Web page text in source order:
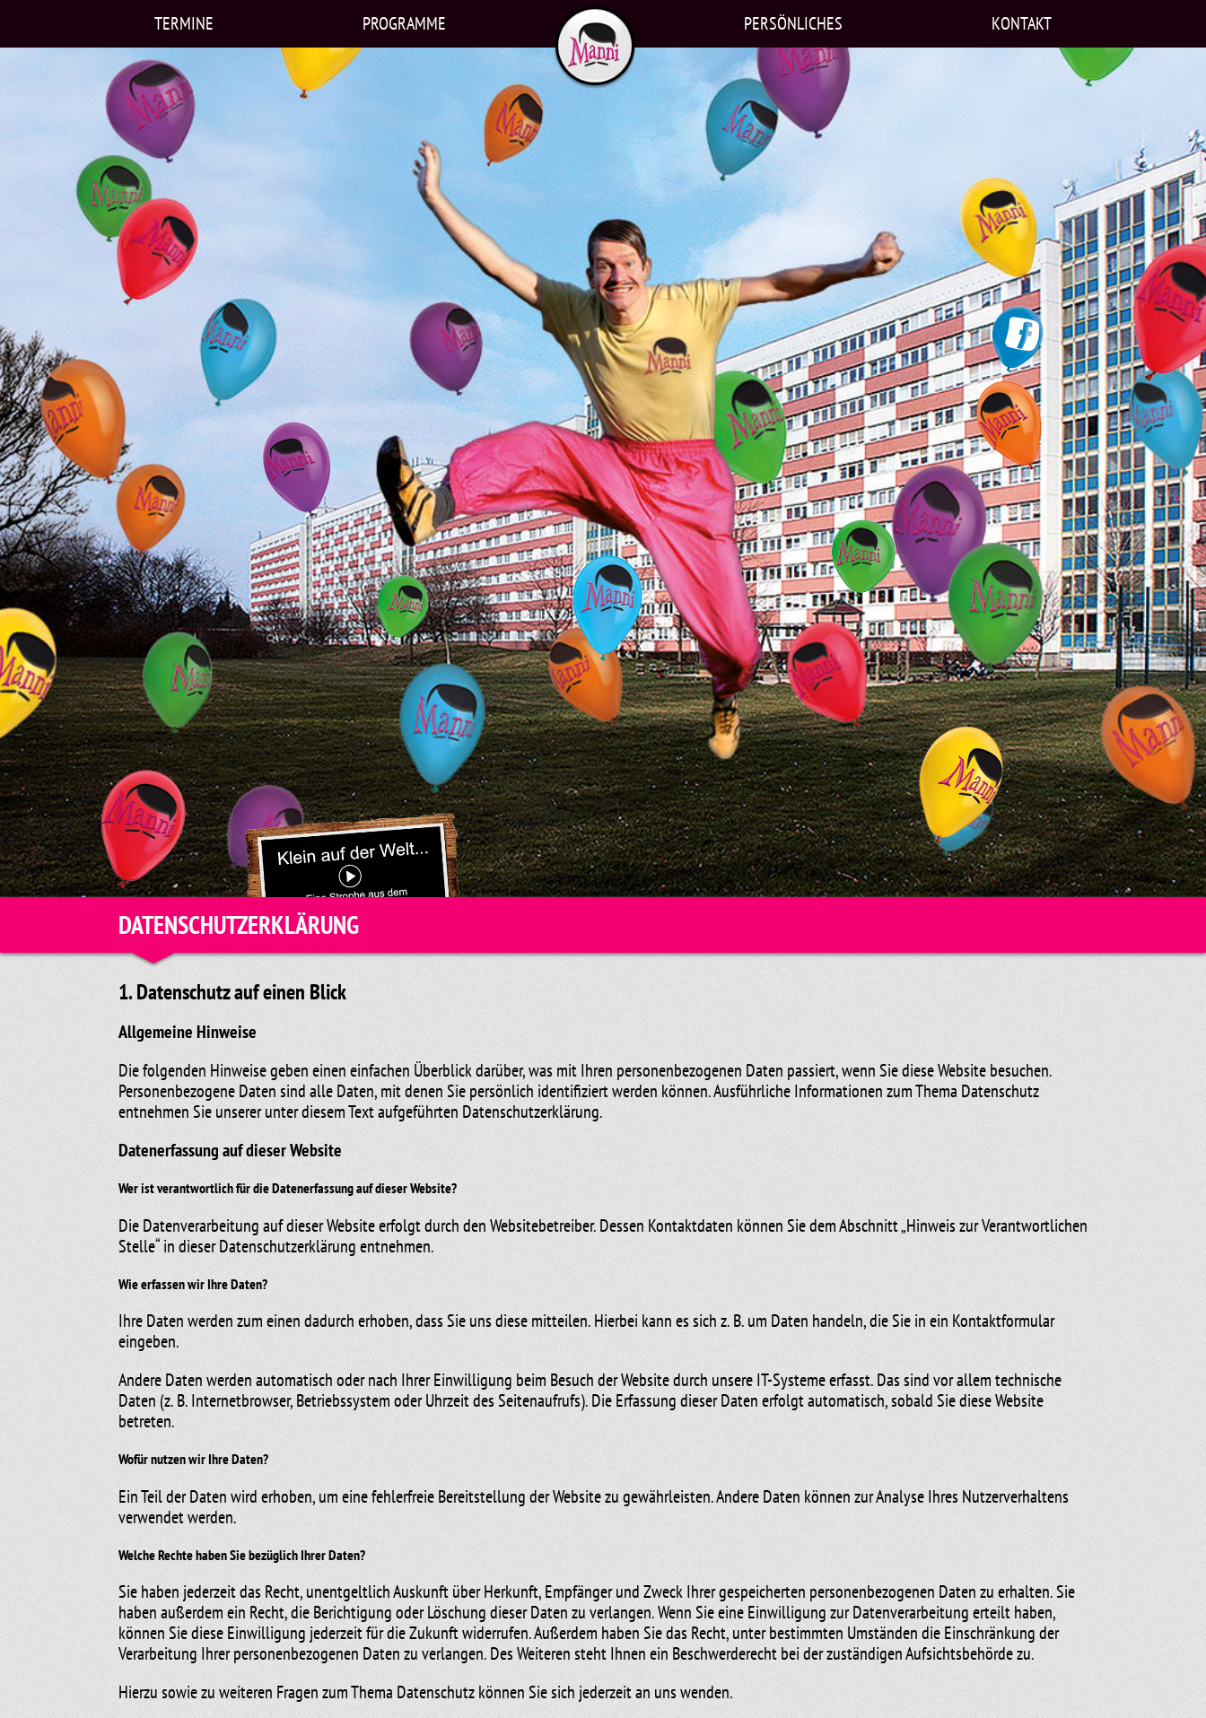
TERMINE PROGRAMME PERSÖNLICHES KONTAKT
DATENSCHUTZERKLÄRUNG
1. Datenschutz auf einen Blick
Allgemeine Hinweise
Die folgenden Hinweise geben einen einfachen Überblick darüber, was mit Ihren personenbezogenen Daten passiert, wenn Sie diese Website besuchen.
Personenbezogene Daten sind alle Daten, mit denen Sie persönlich identifiziert werden können. Ausführliche Informationen zum Thema Datenschutz
entnehmen Sie unserer unter diesem Text aufgeführten Datenschutzerklärung.
Datenerfassung auf dieser Website
Wer ist verantwortlich für die Datenerfassung auf dieser Website?
Die Datenverarbeitung auf dieser Website erfolgt durch den Websitebetreiber. Dessen Kontaktdaten können Sie dem Abschnitt „Hinweis zur Verantwortlichen
Stelle“ in dieser Datenschutzerklärung entnehmen.
Wie erfassen wir Ihre Daten?
Ihre Daten werden zum einen dadurch erhoben, dass Sie uns diese mitteilen. Hierbei kann es sich z. B. um Daten handeln, die Sie in ein Kontaktformular
eingeben.
Andere Daten werden automatisch oder nach Ihrer Einwilligung beim Besuch der Website durch unsere IT-Systeme erfasst. Das sind vor allem technische
Daten (z. B. Internetbrowser, Betriebssystem oder Uhrzeit des Seitenaufrufs). Die Erfassung dieser Daten erfolgt automatisch, sobald Sie diese Website
betreten.
Wofür nutzen wir Ihre Daten?
Ein Teil der Daten wird erhoben, um eine fehlerfreie Bereitstellung der Website zu gewährleisten. Andere Daten können zur Analyse Ihres Nutzerverhaltens
verwendet werden.
Welche Rechte haben Sie bezüglich Ihrer Daten?
Sie haben jederzeit das Recht, unentgeltlich Auskunft über Herkunft, Empfänger und Zweck Ihrer gespeicherten personenbezogenen Daten zu erhalten. Sie
haben außerdem ein Recht, die Berichtigung oder Löschung dieser Daten zu verlangen. Wenn Sie eine Einwilligung zur Datenverarbeitung erteilt haben,
können Sie diese Einwilligung jederzeit für die Zukunft widerrufen. Außerdem haben Sie das Recht, unter bestimmten Umständen die Einschränkung der
Verarbeitung Ihrer personenbezogenen Daten zu verlangen. Des Weiteren steht Ihnen ein Beschwerderecht bei der zuständigen Aufsichtsbehörde zu.
Hierzu sowie zu weiteren Fragen zum Thema Datenschutz können Sie sich jederzeit an uns wenden.